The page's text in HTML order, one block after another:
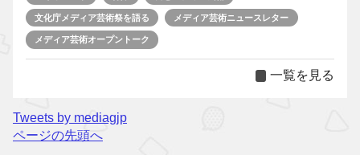
文化庁メディア芸術祭を語る メディア芸術ニュースレター
メディア芸術オープントーク
一覧を見る
Tweets by mediagjp
ページの先頭へ